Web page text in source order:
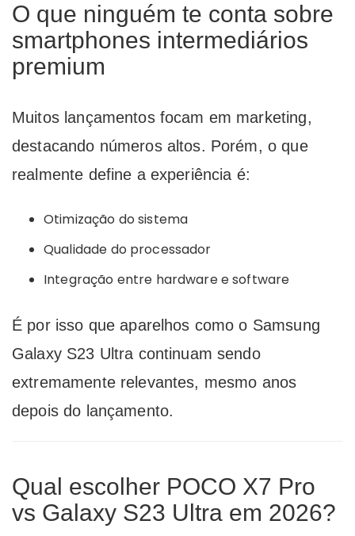
O que ninguém te conta sobre
smartphones intermediários
premium
Muitos lançamentos focam em marketing,
destacando números altos. Porém, o que
realmente define a experiência é:
Otimização do sistema
Qualidade do processador
Integração entre hardware e software
É por isso que aparelhos como o Samsung
Galaxy S23 Ultra continuam sendo
extremamente relevantes, mesmo anos
depois do lançamento.
Qual escolher POCO X7 Pro
vs Galaxy S23 Ultra em 2026?